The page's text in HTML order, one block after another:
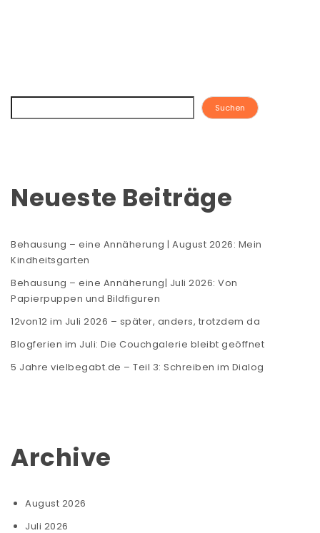
Suchen
Neueste Beiträge
Behausung – eine Annäherung | August 2026: Mein
Kindheitsgarten
Behausung – eine Annäherung| Juli 2026: Von
Papierpuppen und Bildfiguren
12von12 im Juli 2026 – später, anders, trotzdem da
Blogferien im Juli: Die Couchgalerie bleibt geöffnet
5 Jahre vielbegabt.de – Teil 3: Schreiben im Dialog
Archive
August 2026
Juli 2026